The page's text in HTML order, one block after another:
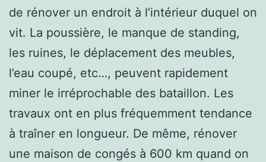
de rénover un endroit à l’intérieur duquel on
vit. La poussière, le manque de standing,
les ruines, le déplacement des meubles,
l’eau coupé, etc…, peuvent rapidement
miner le irréprochable des bataillon. Les
travaux ont en plus fréquemment tendance
à traîner en longueur. De même, rénover
une maison de congés à 600 km quand on